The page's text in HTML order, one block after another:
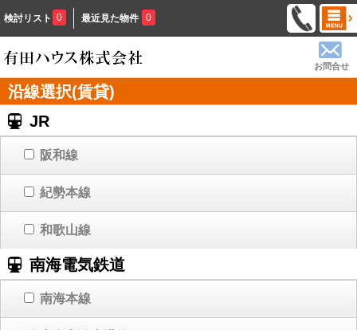
検討リスト 0 最近見た物件 0
お問合せ
沿線選択(賃貸)
JR
阪和線
紀勢本線
和歌山線
南海電気鉄道
南海本線